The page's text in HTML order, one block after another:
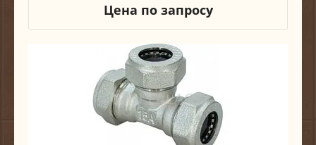
Цена по запросу